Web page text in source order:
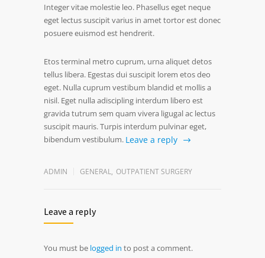
Integer vitae molestie leo. Phasellus eget neque
eget lectus suscipit varius in amet tortor est donec
posuere euismod est hendrerit.
Etos terminal metro cuprum, urna aliquet detos
tellus libera. Egestas dui suscipit lorem etos deo
eget. Nulla cuprum vestibum blandid et mollis a
nisil. Eget nulla adiscipling interdum libero est
gravida tutrum sem quam vivera ligugal ac lectus
suscipit mauris. Turpis interdum pulvinar eget,
bibendum vestibulum. Leave a reply
ADMIN GENERAL, OUTPATIENT SURGERY
Leave a reply
You must be logged in to post a comment.